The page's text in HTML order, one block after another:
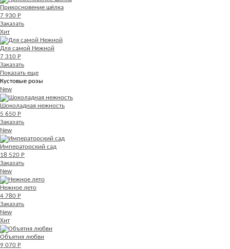
Прикосновение шёлка
7 930 Р
Заказать
Хит
Для самой Нежной
7 310 Р
Заказать
Показать еще
Кустовые розы
New
Шоколадная нежность
5 650 Р
Заказать
New
Императорский сад
18 520 Р
Заказать
New
Нежное лето
4 780 Р
Заказать
New
Хит
Объятия любви
9 070 Р